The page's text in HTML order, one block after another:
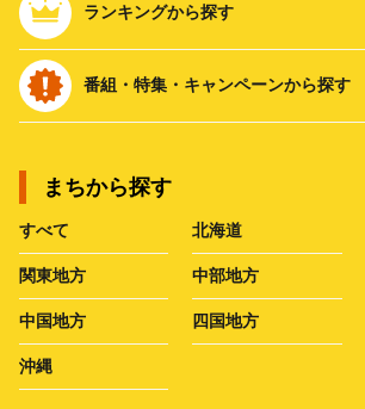
ランキングから探す
番組・特集・キャンペーンから探す
まちから探す
すべて 北海道
関東地方 中部地方
中国地方 四国地方
沖縄